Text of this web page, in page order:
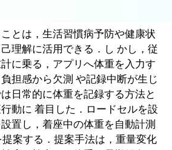
とは，生活習慣病予防や健康状
理解に活用できる．し かし，従
に乗る，アプリへ体重を入力す
担感から欠測 や記録中断が生じ
日常的に体重を記録する方法と
動に 着目した．ロードセルを設
置し，着座中の体重を自動計測
案する．提案手法は，重量変化